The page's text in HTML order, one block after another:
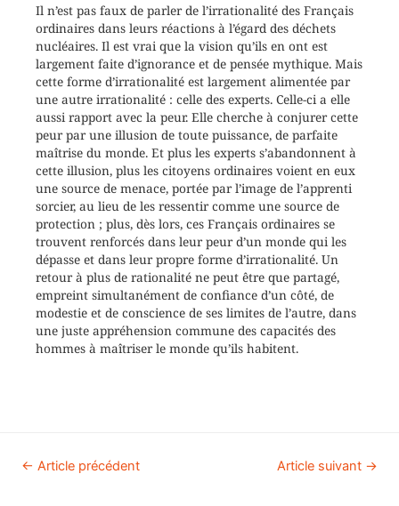
Il n’est pas faux de parler de l’irrationalité des Français
ordinaires dans leurs réactions à l’égard des déchets
nucléaires. Il est vrai que la vision qu’ils en ont est
largement faite d’ignorance et de pensée mythique. Mais
cette forme d’irrationalité est largement alimentée par
une autre irrationalité : celle des experts. Celle-ci a elle
aussi rapport avec la peur. Elle cherche à conjurer cette
peur par une illusion de toute puissance, de parfaite
maîtrise du monde. Et plus les experts s’abandonnent à
cette illusion, plus les citoyens ordinaires voient en eux
une source de menace, portée par l’image de l’apprenti
sorcier, au lieu de les ressentir comme une source de
protection ; plus, dès lors, ces Français ordinaires se
trouvent renforcés dans leur peur d’un monde qui les
dépasse et dans leur propre forme d’irrationalité. Un
retour à plus de rationalité ne peut être que partagé,
empreint simultanément de confiance d’un côté, de
modestie et de conscience de ses limites de l’autre, dans
une juste appréhension commune des capacités des
hommes à maîtriser le monde qu’ils habitent.
← Article précédent Article suivant →